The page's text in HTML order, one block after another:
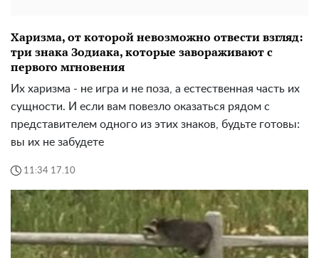
Харизма, от которой невозможно отвести взгляд:
три знака Зодиака, которые завораживают с
первого мгновения
Их харизма - не игра и не поза, а естественная часть их
сущности. И если вам повезло оказаться рядом с
представителем одного из этих знаков, будьте готовы:
вы их не забудете
11:34 17.10